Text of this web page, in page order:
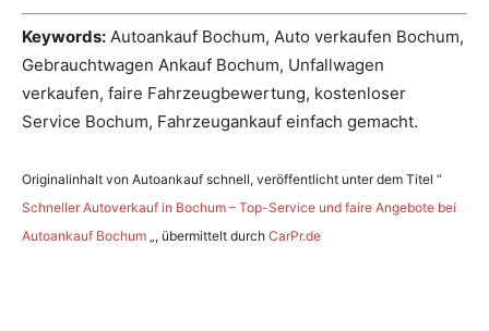
Keywords: Autoankauf Bochum, Auto verkaufen Bochum,
Gebrauchtwagen Ankauf Bochum, Unfallwagen
verkaufen, faire Fahrzeugbewertung, kostenloser
Service Bochum, Fahrzeugankauf einfach gemacht.
Originalinhalt von Autoankauf schnell, veröffentlicht unter dem Titel “
Schneller Autoverkauf in Bochum – Top-Service und faire Angebote bei
Autoankauf Bochum „, übermittelt durch CarPr.de